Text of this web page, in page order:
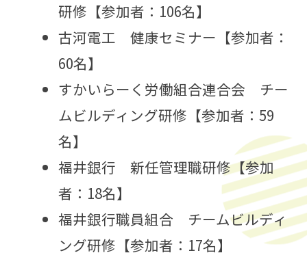
研修【参加者：106名】
古河電工 健康セミナー【参加者：
60名】
すかいらーく労働組合連合会 チー
ムビルディング研修【参加者：59
名】
福井銀行 新任管理職研修【参加
者：18名】
福井銀行職員組合 チームビルディ
ング研修【参加者：17名】